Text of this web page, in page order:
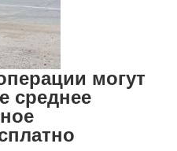
могут
среднее